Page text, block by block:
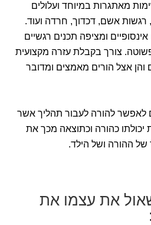
מאתגרות במיוחד ועלולים
רגשות אשם, דכדוך, חרדה ועוד.
ומציפה תכנים רגשיים
צורך בקבלת עזרה מקצועית
והן אצל הורים מאמצים ומדובר
לאפשר להורה לעבור תהליך אשר
כהורה וכתוצאה מכך את
של ההורה ושל הילד.
את עצמו את